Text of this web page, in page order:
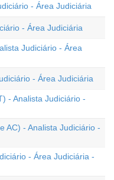
- Área Judiciária
- Área Judiciária
Judiciário - Área
- Área Judiciária
- Analista Judiciário -
AC) - Analista Judiciário -
- Área Judiciária -